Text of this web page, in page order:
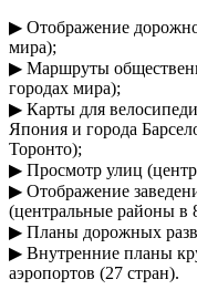
▶ Отображение
мира);
▶ Маршруты
городах мира);
▶ Карты для
Япония и города
Торонто);
▶ Просмотр улиц
▶ Отображение
(центральные районы в
▶ Планы дорожных
▶ Внутренние планы
аэропортов (27 стран).